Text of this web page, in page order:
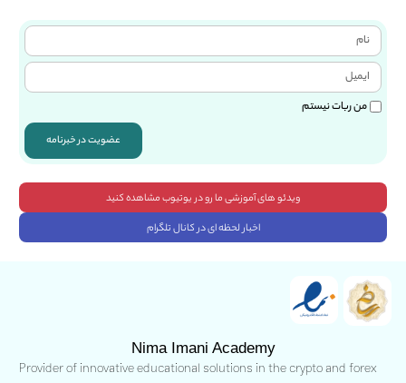
من ربات نیستم
عضویت در خبرنامه
ویدئو های آموزشی ما رو در یوتیوب مشاهده کنید
اخبار لحظه ای در کانال تلگرام
Nima Imani Academy
Provider of innovative educational solutions in the crypto and forex